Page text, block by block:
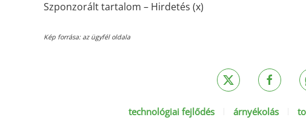
Szponzorált tartalom – Hirdetés (x)
Kép forrása: az ügyfél oldala
technológiai fejlődés árnyékolás